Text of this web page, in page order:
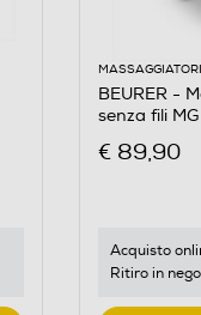
MASSAGGIATORI
BEURER -
senza fili
€ 89,90
Acquisto
Ritiro in